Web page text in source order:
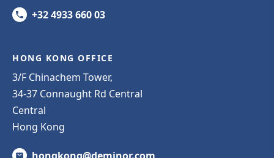
+32 4933 660 03
HONG KONG OFFICE
3/F Chinachem Tower,
34-37 Connaught Rd Central
Central
Hong Kong
hongkong@deminor.com